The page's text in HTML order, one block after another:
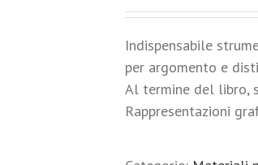
Indispensabile
per argomento e
Al termine del libro,
Rappresentazioni